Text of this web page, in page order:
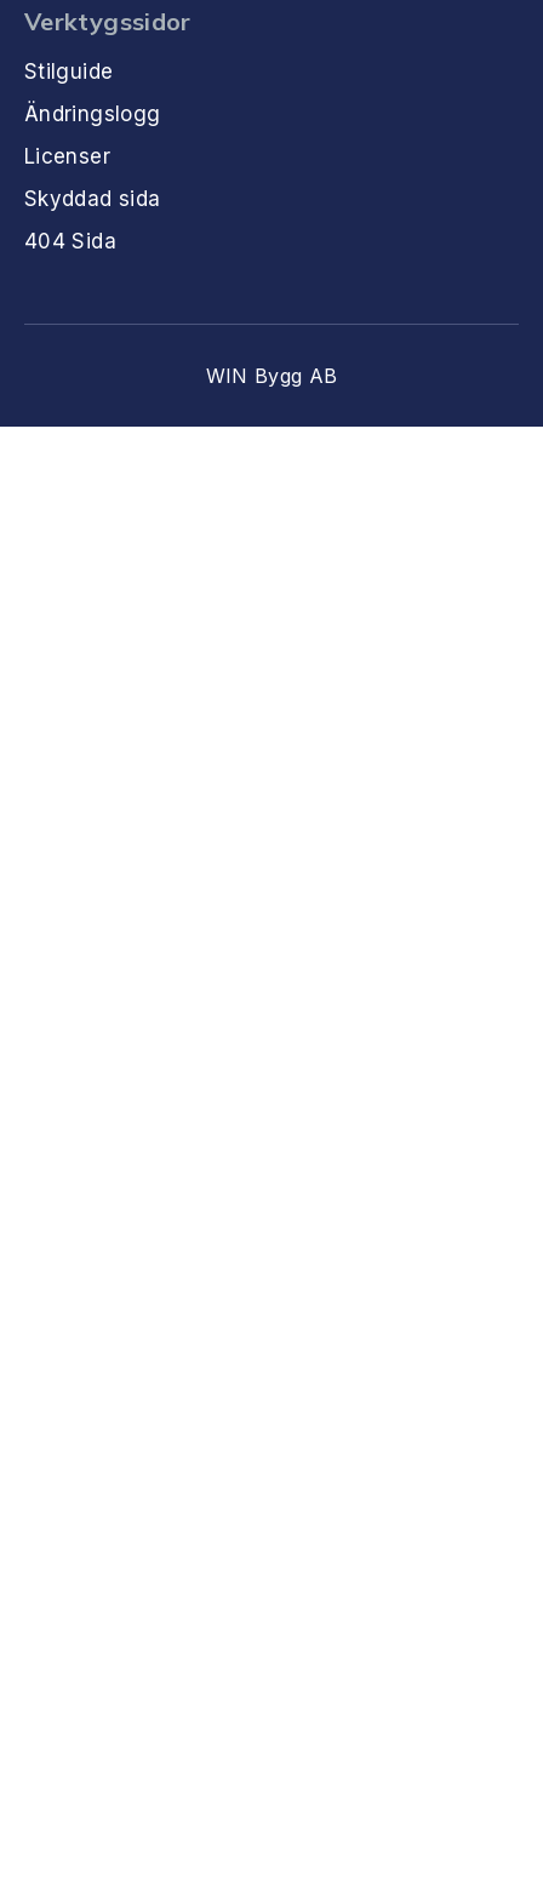
Verktygssidor
Stilguide
Ändringslogg
Licenser
Skyddad sida
404 Sida
WIN Bygg AB